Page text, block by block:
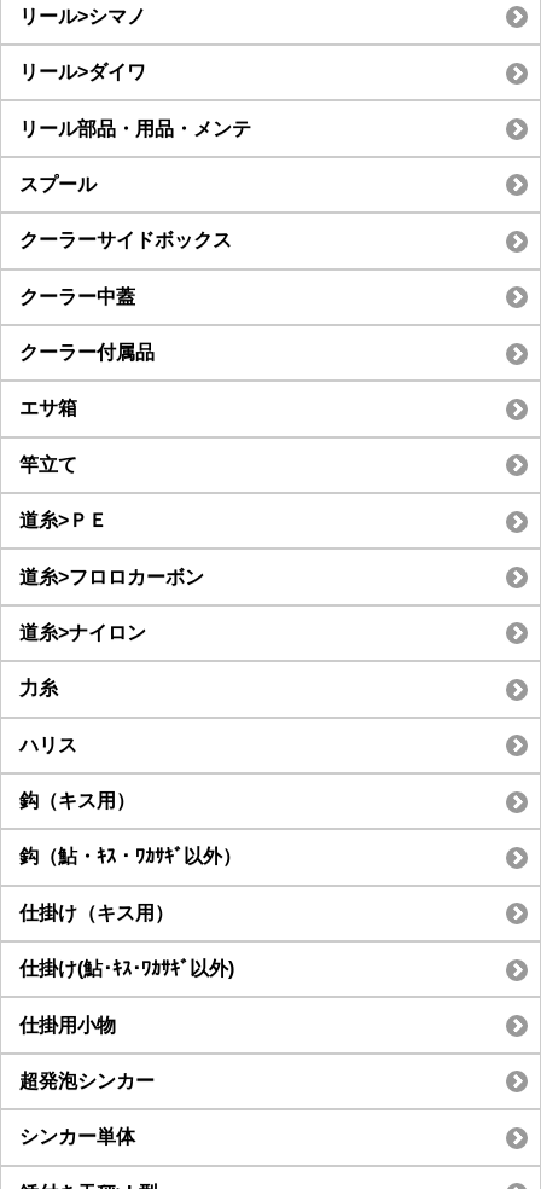
リール>シマノ
リール>ダイワ
リール部品・用品・メンテ
スプール
クーラーサイドボックス
クーラー中蓋
クーラー付属品
エサ箱
竿立て
道糸>ＰＥ
道糸>フロロカーボン
道糸>ナイロン
力糸
ハリス
鈎（キス用）
鈎（鮎・ｷｽ・ﾜｶｻｷﾞ以外）
仕掛け（キス用）
仕掛け(鮎･ｷｽ･ﾜｶｻｷﾞ以外)
仕掛用小物
超発泡シンカー
シンカー単体